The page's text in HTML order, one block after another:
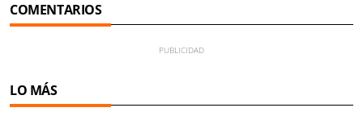
COMENTARIOS
LO MÁS